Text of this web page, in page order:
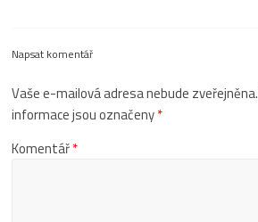
Napsat komentář
Vaše e-mailová adresa nebude zveřejněna.
informace jsou označeny*
Komentář*